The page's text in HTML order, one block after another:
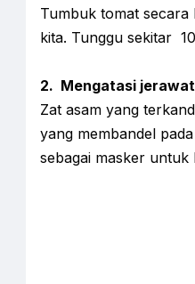
Tumbuk tomat
kita. Tunggu sekitar
2. Mengatasi
Zat asam yang
yang membandel
sebagai masker untuk